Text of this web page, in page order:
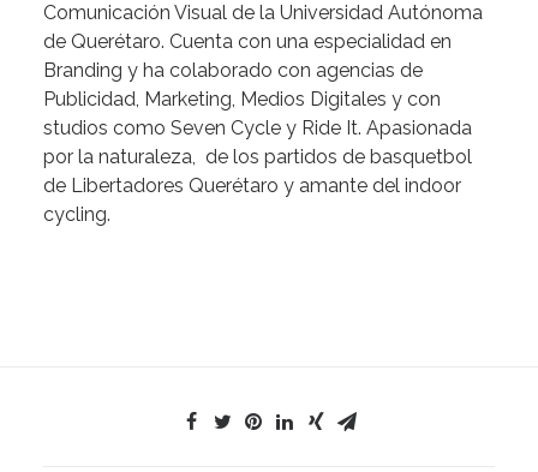
Comunicación Visual de la Universidad Autónoma
de Querétaro. Cuenta con una especialidad en
Branding y ha colaborado con agencias de
Publicidad, Marketing, Medios Digitales y con
studios como Seven Cycle y Ride It. Apasionada
por la naturaleza, de los partidos de basquetbol
de Libertadores Querétaro y amante del indoor
cycling.